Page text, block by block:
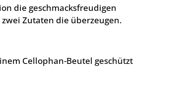
die geschmacksfreudigen
Zutaten die überzeugen.
Cellophan-Beutel geschützt